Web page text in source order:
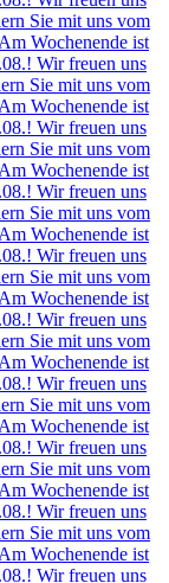
Sie mit uns vom
Am Wochenende ist
Wir freuen uns
Sie mit uns vom
Am Wochenende ist
Wir freuen uns
Sie mit uns vom
Am Wochenende ist
Wir freuen uns
Sie mit uns vom
Am Wochenende ist
Wir freuen uns
Sie mit uns vom
Am Wochenende ist
Wir freuen uns
Sie mit uns vom
Am Wochenende ist
Wir freuen uns
Sie mit uns vom
Am Wochenende ist
Wir freuen uns
Sie mit uns vom
Am Wochenende ist
Wir freuen uns
Sie mit uns vom
Am Wochenende ist
Wir freuen uns